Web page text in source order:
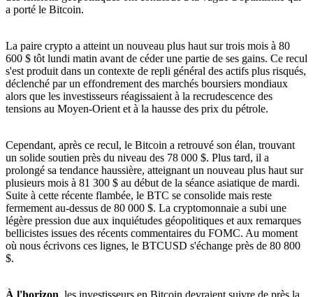
a porté le Bitcoin.
La paire crypto a atteint un nouveau plus haut sur trois mois à 80
600 $ tôt lundi matin avant de céder une partie de ses gains. Ce recul
s'est produit dans un contexte de repli général des actifs plus risqués,
déclenché par un effondrement des marchés boursiers mondiaux
alors que les investisseurs réagissaient à la recrudescence des
tensions au Moyen-Orient et à la hausse des prix du pétrole.
Cependant, après ce recul, le Bitcoin a retrouvé son élan, trouvant
un solide soutien près du niveau des 78 000 $. Plus tard, il a
prolongé sa tendance haussière, atteignant un nouveau plus haut sur
plusieurs mois à 81 300 $ au début de la séance asiatique de mardi.
Suite à cette récente flambée, le BTC se consolide mais reste
fermement au-dessus de 80 000 $. La cryptomonnaie a subi une
légère pression due aux inquiétudes géopolitiques et aux remarques
bellicistes issues des récents commentaires du FOMC. Au moment
où nous écrivons ces lignes, le BTCUSD s'échange près de 80 800
$.
À l'horizon , les investisseurs en Bitcoin devraient suivre de près la